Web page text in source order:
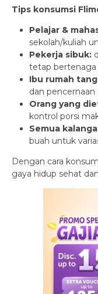
Tips konsumsi
Pelajar &
sekolah/kuliah
Pekerja sibuk:
tetap bertenaga
Ibu rumah
dan pencernaan
Orang yang
kontrol porsi
Semua
buah untuk
Dengan cara
gaya hidup sehat